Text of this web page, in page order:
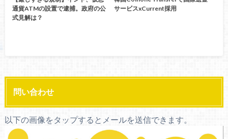
通貨ATMの設置で逮捕。政府の公
式見解は？
サービスxCurrent採用
問い合わせ
以下の画像をタップするとメールを送信できます。